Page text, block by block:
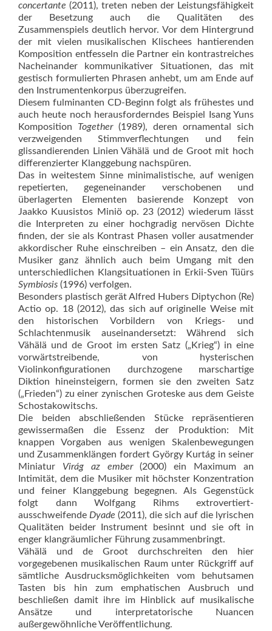
concertante (2011), treten neben der Leistungsfähigkeit
der Besetzung auch die Qualitäten des
Zusammenspiels deutlich hervor. Vor dem Hintergrund
der mit vielen musikalischen Klischees hantierenden
Komposition entfesseln die Partner ein kontrastreiches
Nacheinander kommunikativer Situationen, das mit
gestisch formulierten Phrasen anhebt, um am Ende auf
den Instrumentenkorpus überzugreifen.
Diesem fulminanten CD-Beginn folgt als frühestes und
auch heute noch herausforderndes Beispiel Isang Yuns
Komposition Together(1989), deren ornamental sich
verzweigenden Stimmverflechtungen und fein
glissandierenden Linien Vähälä und de Groot mit hoch
differenzierter Klanggebung nachspüren.
Das in weitestem Sinne minimalistische, auf wenigen
repetierten, gegeneinander verschobenen und
überlagerten Elementen basierende Konzept von
Jaakko Kuusistos Miniö op. 23 (2012) wiederum lässt
die Interpreten zu einer hochgradig nervösen Dichte
finden, der sie als Kontrast Phasen voller ausatmender
akkordischer Ruhe einschreiben – ein Ansatz, den die
Musiker ganz ähnlich auch beim Umgang mit den
unterschiedlichen Klangsituationen in Erkii-Sven Tüürs
Symbiosis (1996) verfolgen.
Besonders plastisch gerät Alfred Hubers Diptychon (Re)
Actio op. 18 (2012), das sich auf originelle Weise mit
den historischen Vorbildern von Kriegs- und
Schlachtenmusik auseinandersetzt: Während sich
Vähälä und de Groot im ersten Satz („Krieg“) in eine
vorwärtstreibende, von hysterischen
Violinkonfigurationen durchzogene marschartige
Diktion hineinsteigern, formen sie den zweiten Satz
(„Frieden“) zu einer zynischen Groteske aus dem Geiste
Schostakowitschs.
Die beiden abschließenden Stücke repräsentieren
gewissermaßen die Essenz der Produktion: Mit
knappen Vorgaben aus wenigen Skalenbewegungen
und Zusammenklängen fordert György Kurtág in seiner
Miniatur Virág az ember(2000) ein Maximum an
Intimität, dem die Musiker mit höchster Konzentration
und feiner Klanggebung begegnen. Als Gegenstück
folgt dann Wolfgang Rihms extrovertiert-
ausschweifende Dyade (2011), die sich auf die lyrischen
Qualitäten beider Instrument besinnt und sie oft in
enger klangräumlicher Führung zusammenbringt.
Vähälä und de Groot durchschreiten den hier
vorgegebenen musikalischen Raum unter Rückgriff auf
sämtliche Ausdrucksmöglichkeiten vom behutsamen
Tasten bis hin zum emphatischen Ausbruch und
beschließen damit ihre im Hinblick auf musikalische
Ansätze und interpretatorische Nuancen
außergewöhnliche Veröffentlichung.